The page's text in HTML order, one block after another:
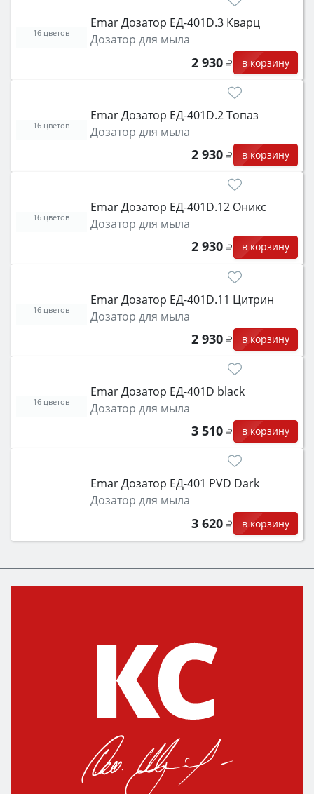
Emar Дозатор ЕД-401D.3 Кварц
Дозатор для мыла
2 930 в корзину
16 цветов
Emar Дозатор ЕД-401D.2 Топаз
Дозатор для мыла
2 930 в корзину
16 цветов
Emar Дозатор ЕД-401D.12 Оникс
Дозатор для мыла
2 930 в корзину
16 цветов
Emar Дозатор ЕД-401D.11 Цитрин
Дозатор для мыла
2 930 в корзину
16 цветов
Emar Дозатор ЕД-401D black
Дозатор для мыла
3 510 в корзину
16 цветов
Emar Дозатор ЕД-401 PVD Dark
Дозатор для мыла
3 620 в корзину